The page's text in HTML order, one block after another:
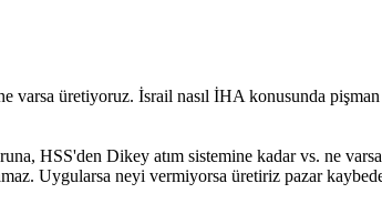
varsa üretiyoruz. İsrail nasıl İHA konusunda
HSS'den Dikey atım sistemine kadar vs. ne
Uygularsa neyi vermiyorsa üretiriz pazar